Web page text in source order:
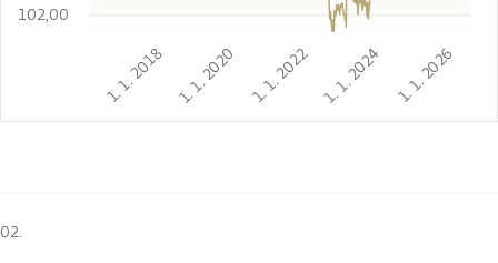
1. 1. 2018 1. 1. 2020 1. 1. 2022 1. 1. 2024 1. 1. 2026
102,00